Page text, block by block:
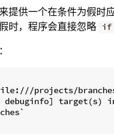
提供一个在条件为假时
时，程序会直接忽略 if
projects/
target(s)